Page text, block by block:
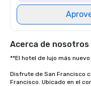
Acerca de nosotros
**El hotel de lujo más
Disfrute de San Francisco
Francisco. Ubicado en el